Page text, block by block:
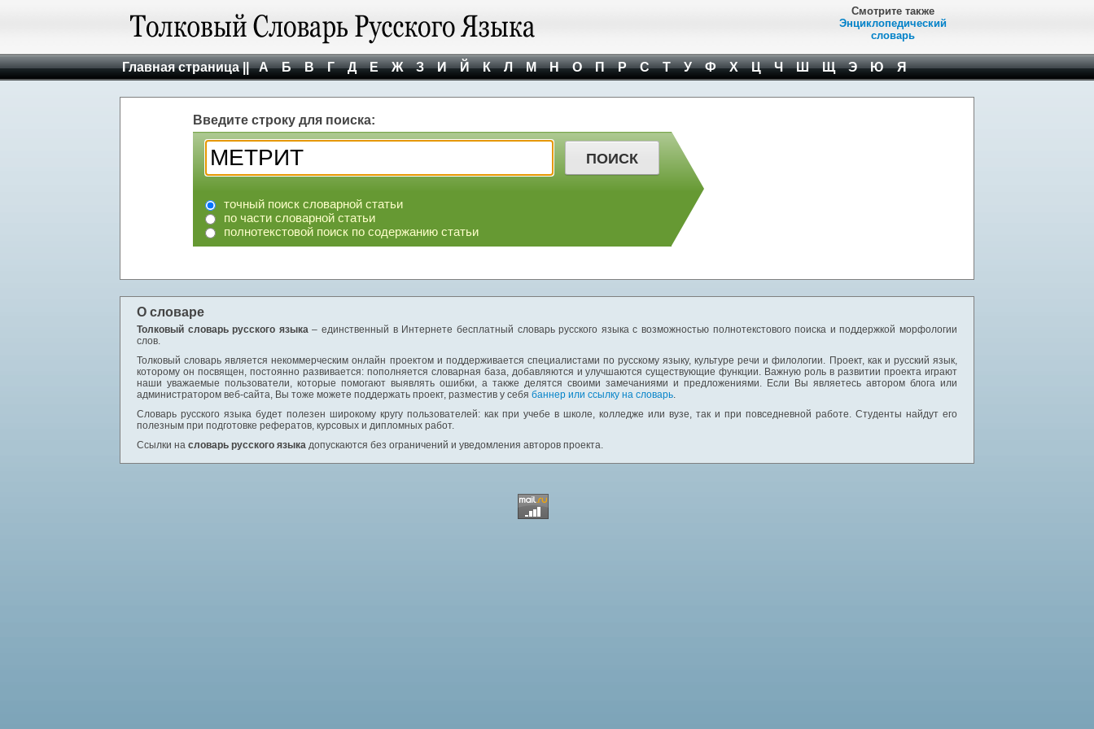
Смотрите также
Энциклопедический
словарь
Главная страница || А Б В Г Д Е Ж З И Й К Л М Н О П Р С Т У Ф Х Ц Ч Ш Щ Э Ю Я
Введите строку для поиска:
точный поиск словарной статьи
по части словарной статьи
полнотекстовой поиск по содержанию статьи
О словаре
Толковый словарь русского языка– единственный в Интернете бесплатный словарь русского языка с возможностью полнотекстового поиска и поддержкой морфологии
слов.
Толковый словарь является некоммерческим онлайн проектом и поддерживается специалистами по русскому языку, культуре речи и филологии. Проект, как и русский язык,
которому он посвящен, постоянно развивается: пополняется словарная база, добавляются и улучшаются существующие функции. Важную роль в развитии проекта играют
наши уважаемые пользователи, которые помогают выявлять ошибки, а также делятся своими замечаниями и предложениями. Если Вы являетесь автором блога или
администратором веб-сайта, Вы тоже можете поддержать проект, разместив у себя баннер или ссылку на словарь.
Словарь русского языка будет полезен широкому кругу пользователей: как при учебе в школе, колледже или вузе, так и при повседневной работе. Студенты найдут его
полезным при подготовке рефератов, курсовых и дипломных работ.
Ссылки на словарь русского языка допускаются без ограничений и уведомления авторов проекта.